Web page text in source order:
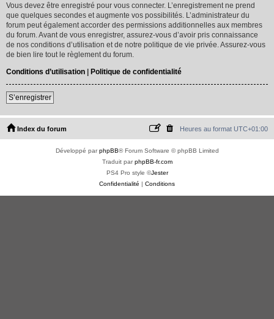
Vous devez être enregistré pour vous connecter. L’enregistrement ne prend
que quelques secondes et augmente vos possibilités. L’administrateur du
forum peut également accorder des permissions additionnelles aux membres
du forum. Avant de vous enregistrer, assurez-vous d’avoir pris connaissance
de nos conditions d’utilisation et de notre politique de vie privée. Assurez-vous
de bien lire tout le règlement du forum.
Conditions d’utilisation | Politique de confidentialité
S’enregistrer
Index du forum Heures au format UTC+01:00
Développé parphpBB® Forum Software © phpBB Limited
Traduit parphpBB-fr.com
PS4 Pro style ©Jester
Confidentialité | Conditions